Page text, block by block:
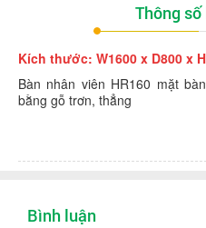
Thông
Kích thước: W1600 x D800 x
Bàn nhân viên HR160 mặt
bằng gỗ trơn, thẳng
Bình luận